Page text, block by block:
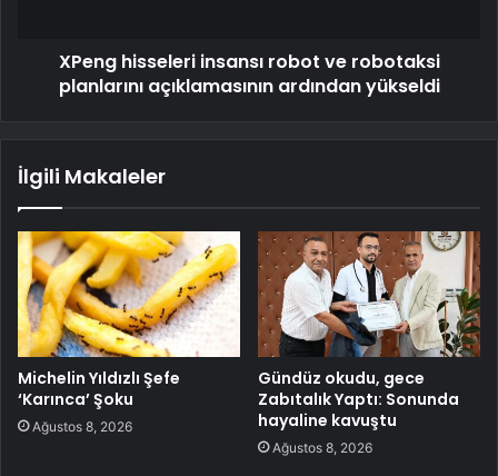
XPeng hisseleri insansı robot ve robotaksi
planlarını açıklamasının ardından yükseldi
İlgili Makaleler
Michelin Yıldızlı Şefe
‘Karınca’ Şoku
Ağustos 8, 2026
Gündüz okudu, gece
Zabıtalık Yaptı: Sonunda
hayaline kavuştu
Ağustos 8, 2026